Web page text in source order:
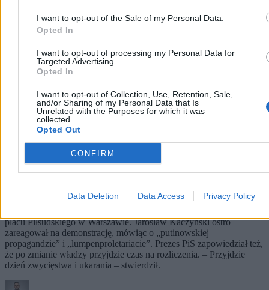
I want to opt-out of the Sale of my Personal Data.
Opted In
I want to opt-out of processing my Personal Data for
Targeted Advertising.
Opted In
I want to opt-out of Collection, Use, Retention, Sale,
and/or Sharing of my Personal Data that Is
Unrelated with the Purposes for which it was
collected.
Opted Out
CONFIRM
Data Deletion Data Access Privacy Policy
Kaczyński o protestujących na miesięcznicy.
„Przyjdzie dzień zwycięstwa i ukarania”
placu Piłsudskiego w Warszawie. Jarosław Kaczyński ostro
zareagował na demonstrację, mówiąc o „putinowskiej
propagandzie” i „lumpenproletariacie”. Prezes PiS zapowiedział też,
że po zmianie władzy przyjdzie czas na rozliczenia. – Przyjdzie
dzień zwycięstwa i ukarania – stwierdził.